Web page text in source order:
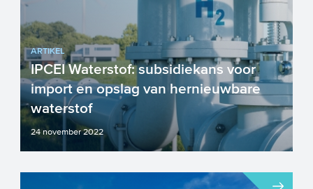
ARTIKEL
IPCEI Waterstof: subsidiekans voor
import en opslag van hernieuwbare
waterstof
24 november 2022
In de zomer van 2020 is er een